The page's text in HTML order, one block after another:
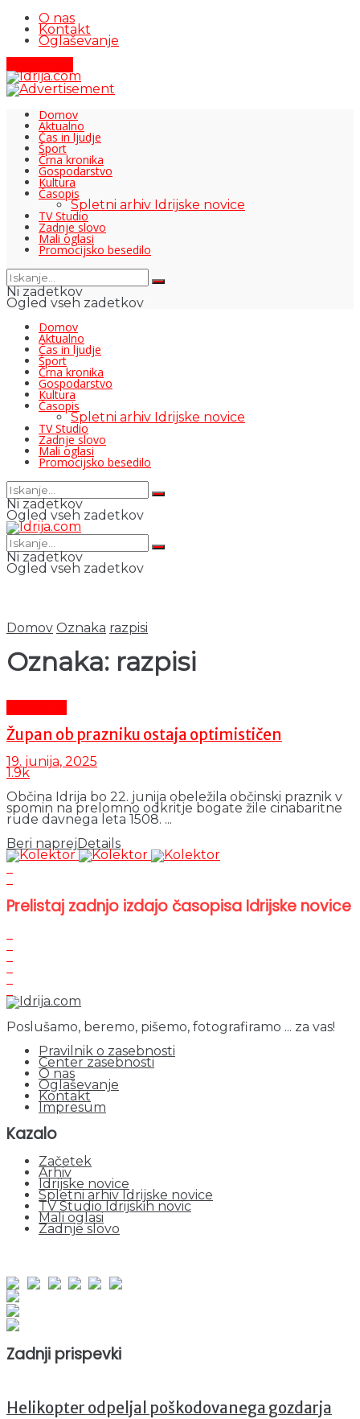
O nas
Kontakt
Oglaševanje
Domov
Aktualno
Čas in ljudje
Šport
Črna kronika
Gospodarstvo
Kultura
Časopis
Spletni arhiv Idrijske novice
TV Studio
Zadnje slovo
Mali oglasi
Promocijsko besedilo
Ni zadetkov
Ogled vseh zadetkov
Domov
Aktualno
Čas in ljudje
Šport
Črna kronika
Gospodarstvo
Kultura
Časopis
Spletni arhiv Idrijske novice
TV Studio
Zadnje slovo
Mali oglasi
Promocijsko besedilo
Ni zadetkov
Ogled vseh zadetkov
Ni zadetkov
Ogled vseh zadetkov
Domov Oznaka razpisi
Oznaka: razpisi
Župan ob prazniku ostaja optimističen
19. junija, 2025
1.9k
Občina Idrija bo 22. junija obeležila občinski praznik v
spomin na prelomno odkritje bogate žile cinabaritne
rude davnega leta 1508. ...
Beri naprej Details
Prelistaj zadnjo izdajo časopisa Idrijske novice
Poslušamo, beremo, pišemo, fotografiramo ... za vas!
Pravilnik o zasebnosti
Center zasebnosti
O nas
Oglaševanje
Kontakt
Impresum
Kazalo
Začetek
Arhiv
Idrijske novice
Spletni arhiv Idrijske novice
TV Studio Idrijskih novic
Mali oglasi
Zadnje slovo
Zadnji prispevki
Helikopter odpeljal poškodovanega gozdarja